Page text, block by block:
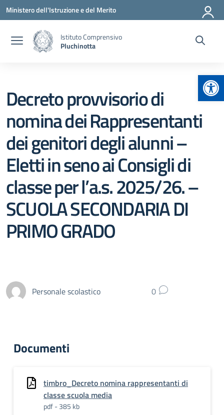
Vai ai contenuti
Vai al menu di navigazione
Vai al footer
Ministero dell'Istruzione e del Merito
Istituto Comprensivo
Pluchinotta
Decreto provvisorio di
nomina dei Rappresentanti
dei genitori degli alunni –
Eletti in seno ai Consigli di
classe per l’a.s. 2025/26. –
SCUOLA SECONDARIA DI
PRIMO GRADO
Personale scolastico 0
Documenti
timbro_Decreto nomina rappresentanti di
classe scuola media
pdf - 385 kb